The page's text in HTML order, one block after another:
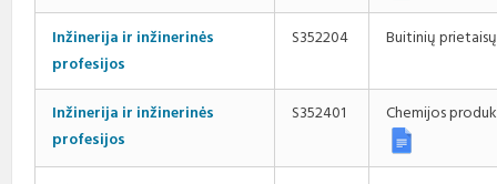
Inžinerija ir inžinerinės
profesijos
S352204 Buitinių
Inžinerija ir inžinerinės
profesijos
S352401 Chemijos